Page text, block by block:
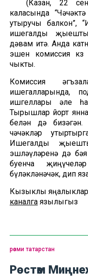
(Казан, 22
каласында
утыручы балкон”,
ишегалды
дәвам итә. Анда
эшен комиссия
чыкты.
Комиссия
ишегалларында,
ишгеллары әле
Тырышлар йорт
белән дә
чәчәкләр
Ишегалды
эшләүләренә дә
буенча
бүләкләнәчәк, дип
Кызыклы
каналга язылыгыз
рәсми татарстан
Рөстәм